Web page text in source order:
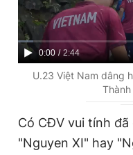
C
u
0:00 / D
u
2:44
U.23 Việt Nam dâng
Có CĐV vui tính
"Nguyen XI" hay